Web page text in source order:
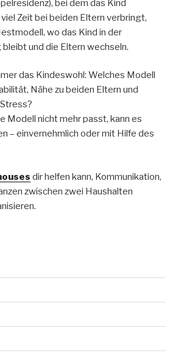
bei dem das Kind
Zeit bei beiden Eltern verbringt,
wo das Kind in der
bleibt und die Eltern wechseln.
das Kindeswohl: Welches Modell
Nähe zu beiden Eltern und
Modell nicht mehr passt, kann es
– einvernehmlich oder mit Hilfe des
dir helfen kann, Kommunikation,
zwischen zwei Haushalten